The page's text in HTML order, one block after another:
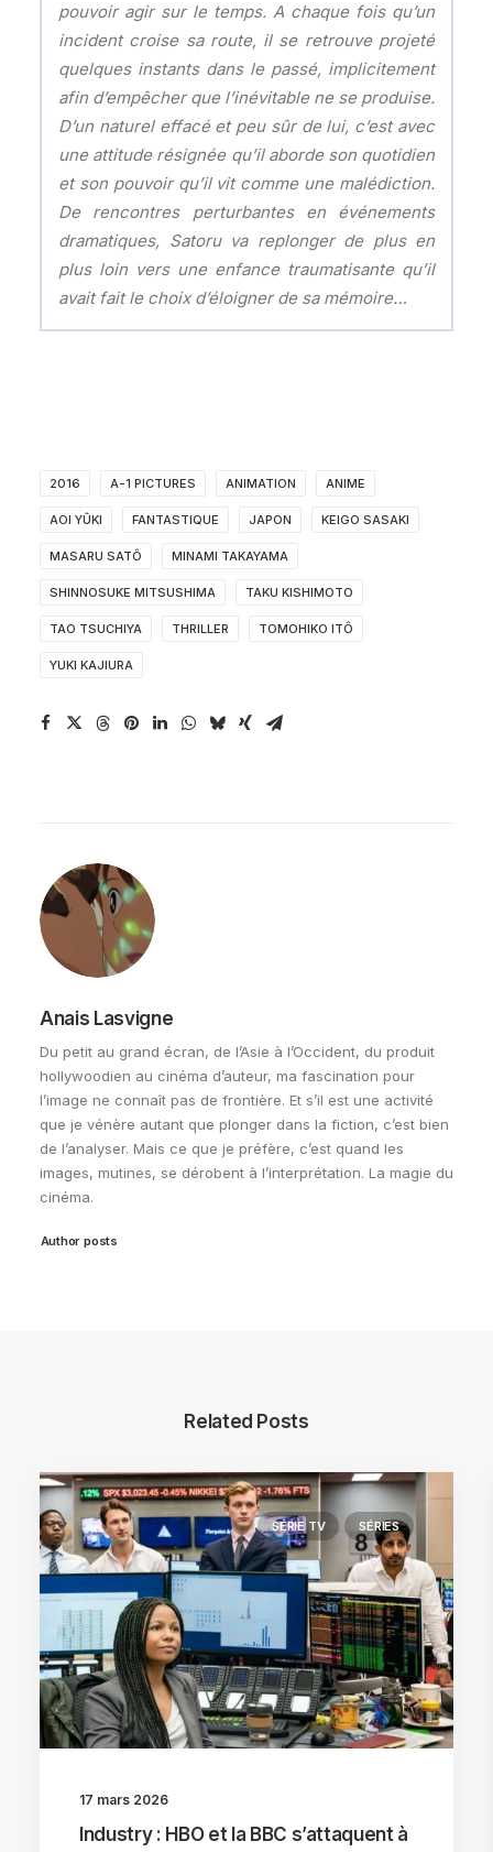
pouvoir agir sur le temps. A chaque fois qu’un
incident croise sa route, il se retrouve projeté
quelques instants dans le passé, implicitement
afin d’empêcher que l’inévitable ne se produise.
D’un naturel effacé et peu sûr de lui, c’est avec
une attitude résignée qu’il aborde son quotidien
et son pouvoir qu’il vit comme une malédiction.
De rencontres perturbantes en événements
dramatiques, Satoru va replonger de plus en
plus loin vers une enfance traumatisante qu’il
avait fait le choix d’éloigner de sa mémoire…
2016 A-1 PICTURES ANIMATION ANIME
AOI YÛKI FANTASTIQUE JAPON KEIGO SASAKI
MASARU SATÔ MINAMI TAKAYAMA
SHINNOSUKE MITSUSHIMA TAKU KISHIMOTO
TAO TSUCHIYA THRILLER TOMOHIKO ITÔ
YUKI KAJIURA
Anais Lasvigne
Du petit au grand écran, de l’Asie à l’Occident, du produit
hollywoodien au cinéma d’auteur, ma fascination pour
l’image ne connaît pas de frontière. Et s’il est une activité
que je vénère autant que plonger dans la fiction, c’est bien
de l’analyser. Mais ce que je préfère, c’est quand les
images, mutines, se dérobent à l’interprétation. La magie du
cinéma.
Author posts
Related Posts
SÉRIE TV SÉRIES
17 mars 2026
Industry : HBO et la BBC s’attaquent à